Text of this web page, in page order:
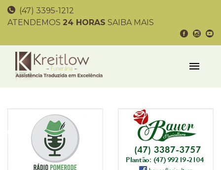
(47) 3395-1212
ATENDEMOS 24 HORAS SAIBA MAIS